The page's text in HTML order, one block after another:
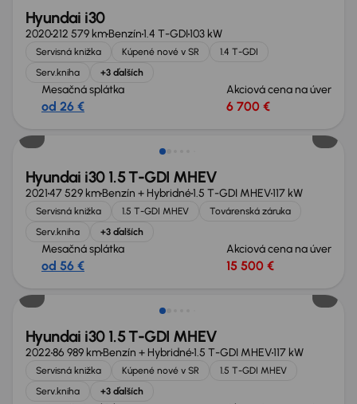
Hyundai i30
2020212 579 kmBenzín1.4 T-GDI103 kW
Servisná knižka Kúpené nové v SR
1.4 T-GDI
Serv.kniha
+3 ďalších
Mesačná splátka
od 26 €
Akciová cena na úver
6 700 €
Hyundai i30 1.5 T-GDI MHEV
202147 529 kmBenzín + Hybridné1.5 T-GDI MHEV117 kW
Servisná knižka 1.5 T-GDI MHEV
Továrenská záruka
Serv.kniha
+3 ďalších
Mesačná splátka
od 56 €
Akciová cena na úver
15 500 €
Zlacnené o 500 €
Hyundai i30 1.5 T-GDI MHEV
202286 989 kmBenzín + Hybridné1.5 T-GDI MHEV117 kW
Servisná knižka Kúpené nové v SR
1.5 T-GDI MHEV
Serv.kniha
+3 ďalších